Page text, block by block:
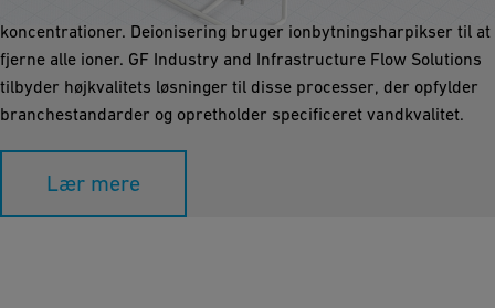
koncentrationer. Deionisering bruger ionbytningsharpikser til at
fjerne alle ioner. GF Industry and Infrastructure Flow Solutions
tilbyder højkvalitets løsninger til disse processer, der opfylder
branchestandarder og opretholder specificeret vandkvalitet.
Lær mere